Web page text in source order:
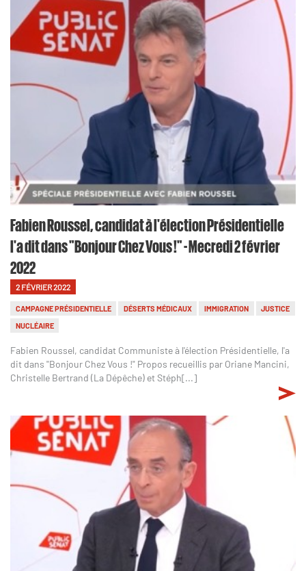
Fabien Roussel, candidat à l'élection Présidentielle
l'a dit dans "Bonjour Chez Vous !" - Mecredi 2 février
2022
2 FÉVRIER 2022
CAMPAGNE PRÉSIDENTIELLE DÉSERTS MÉDICAUX IMMIGRATION
JUSTICE
NUCLÉAIRE
Fabien Roussel, candidat Communiste à l'élection Présidentielle, l'a
dit dans "Bonjour Chez Vous !" Propos recueillis par Oriane Mancini,
Christelle Bertrand (La Dépêche) et Stéph[...]